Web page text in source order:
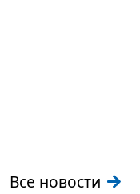
Все новости